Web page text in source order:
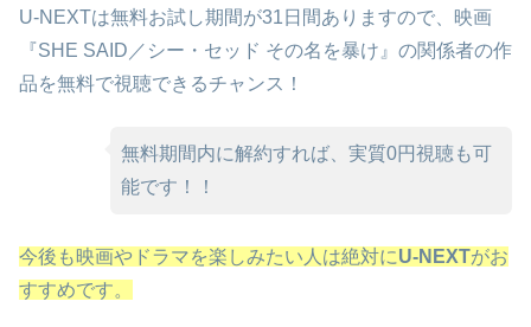
U-NEXTは無料お試し期間が31日間ありますので、映画
『SHE SAID／シー・セッド その名を暴け』の関係者の作
品を無料で視聴できるチャンス！
無料期間内に解約すれば、実質0円視聴も可
能です！！
今後も映画やドラマを楽しみたい人は絶対にU-NEXTがお
すすめです。